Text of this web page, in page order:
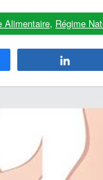
Alimentaire, Régime